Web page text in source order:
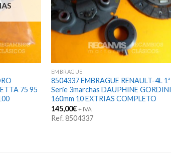
75 95
EMBRAGUE
8504337 EMBRAGUE RENAULT-4L 1ª
Serie 3marchas DAUPHINE GORDINI
160mm 10 EXTRIAS COMPLETO
145,00€ + IVA
Ref. 8504337